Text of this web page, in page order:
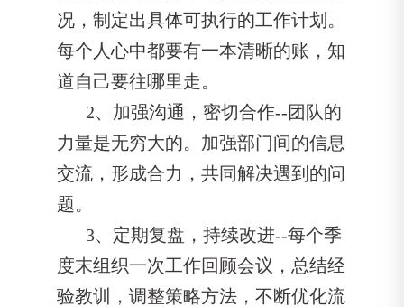
况，制定出具体可执行的工作计划。
每个人心中都要有一本清晰的账，知
道自己要往哪里走。
2、加强沟通，密切合作--团队的
力量是无穷大的。加强部门间的信息
交流，形成合力，共同解决遇到的问
题。
3、定期复盘，持续改进--每个季
度末组织一次工作回顾会议，总结经
验教训，调整策略方法，不断优化流